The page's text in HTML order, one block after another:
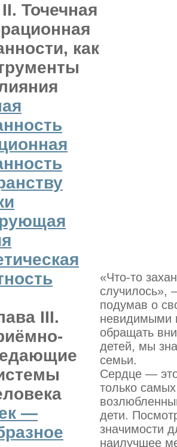
Точечная
как
III.
—
«Что-то
случилось»,
подумав о
невидимыми
обращать
детей, мы
семьи.
Сердце —
только
дети.
значимости
наилучшее